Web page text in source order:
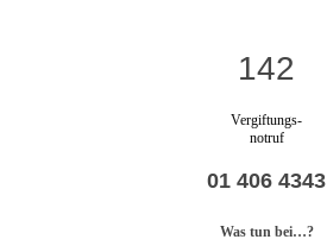
142
Vergiftungs-
notruf
01 406 4343
Was tun bei…?